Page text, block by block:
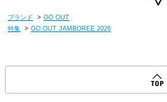
ブランド > GO OUT
特集 > GO OUT JAMBOREE 2026